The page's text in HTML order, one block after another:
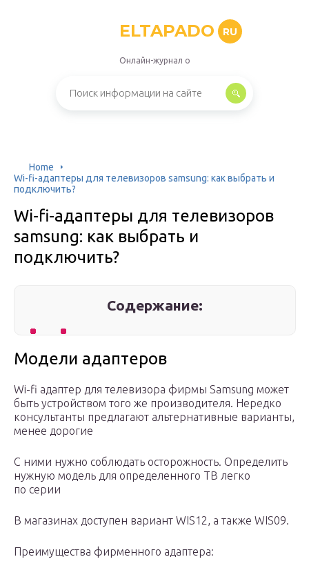
ELTAPADO RU
Онлайн-журнал о
Home
Wi-fi-адаптеры для телевизоров samsung: как выбрать и
подключить?
Wi-fi-адаптеры для телевизоров
samsung: как выбрать и
подключить?
Содержание:
Модели адаптеров
Wi-fi адаптер для телевизора фирмы Samsung может
быть устройством того же производителя. Нередко
консультанты предлагают альтернативные варианты,
менее дорогие
С ними нужно соблюдать осторожность. Определить
нужную модель для определенного ТВ легко
по серии
В магазинах доступен вариант WIS12, а также WIS09.
Преимущества фирменного адаптера: